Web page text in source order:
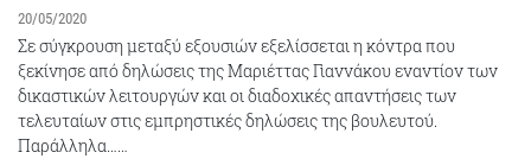
20/05/2020
Σε σύγκρουση μεταξύ εξουσιών εξελίσσεται η κόντρα που
ξεκίνησε από δηλώσεις της Μαριέττας Γιαννάκου εναντίον των
δικαστικών λειτουργών και οι διαδοχικές απαντήσεις των
τελευταίων στις εμπρηστικές δηλώσεις της βουλευτού.
Παράλληλα……